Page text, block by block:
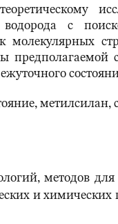
с
молекулярных
методов
и химических